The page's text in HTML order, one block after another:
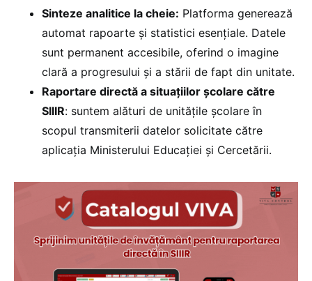
Sinteze analitice la cheie: Platforma generează
automat rapoarte și statistici esențiale. Datele
sunt permanent accesibile, oferind o imagine
clară a progresului și a stării de fapt din unitate.
Raportare directă a situațiilor școlare către
SIIIR: suntem alături de unitățile școlare în
scopul transmiterii datelor solicitate către
aplicația Ministerului Educației și Cercetării.